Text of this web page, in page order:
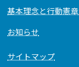
基本理念と行動憲章
お知らせ
サイトマップ